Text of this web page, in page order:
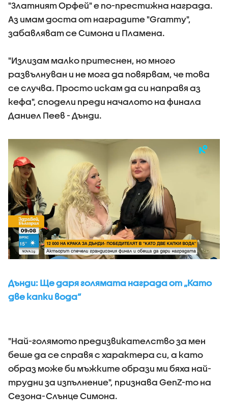
"Златният Орфей" е по-престижна награда.
Аз имам доста от наградите "Grammy",
забавляват се Симона и Пламена.
"Излизам малко притеснен, но много
развълнуван и не мога да повярвам, че това
се случва. Просто искам да си направя аз
кефа", сподели преди началото на финала
Даниел Пеев - Дънди.
Дънди: Ще даря голямата награда от „Като
две капки вода“
"Най-голямото предизвикателство за мен
беше да се справя с характера си, а като
образ може би мъжките образи ми бяха най-
трудни за изпълнение", признава GenZ-то на
Сезона-Слънце Симона.